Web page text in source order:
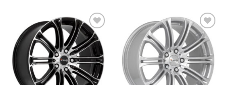
Aggiungi
alla lista
dei
desideri
Aggiungi
alla lista
dei
desideri